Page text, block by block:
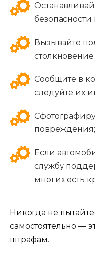
безопасности
Вызывайте
Сообщите в
следуйте их
повреждения;
Если
службу
многих есть
Никогда не
самостоятельно —
штрафам.